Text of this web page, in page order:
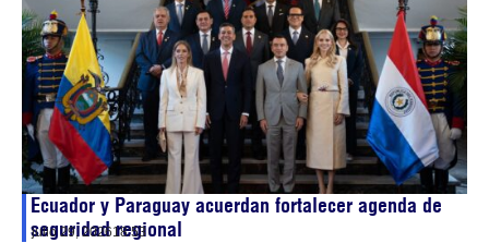
Ecuador y Paraguay acuerdan fortalecer agenda de
seguridad regional
julio 29, 202618:53